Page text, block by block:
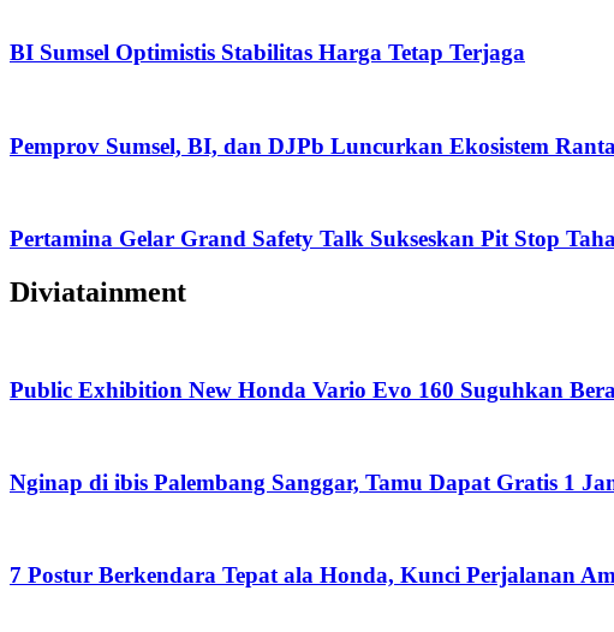
BI Sumsel Optimistis Stabilitas Harga Tetap Terjaga
Pemprov Sumsel, BI, dan DJPb Luncurkan Ekosistem
Pertamina Gelar Grand Safety Talk Sukseskan Pit Stop
Diviatainment
Public Exhibition New Honda Vario Evo 160 Suguhkan
Nginap di ibis Palembang Sanggar, Tamu Dapat Gratis 1
7 Postur Berkendara Tepat ala Honda, Kunci Perjalanan